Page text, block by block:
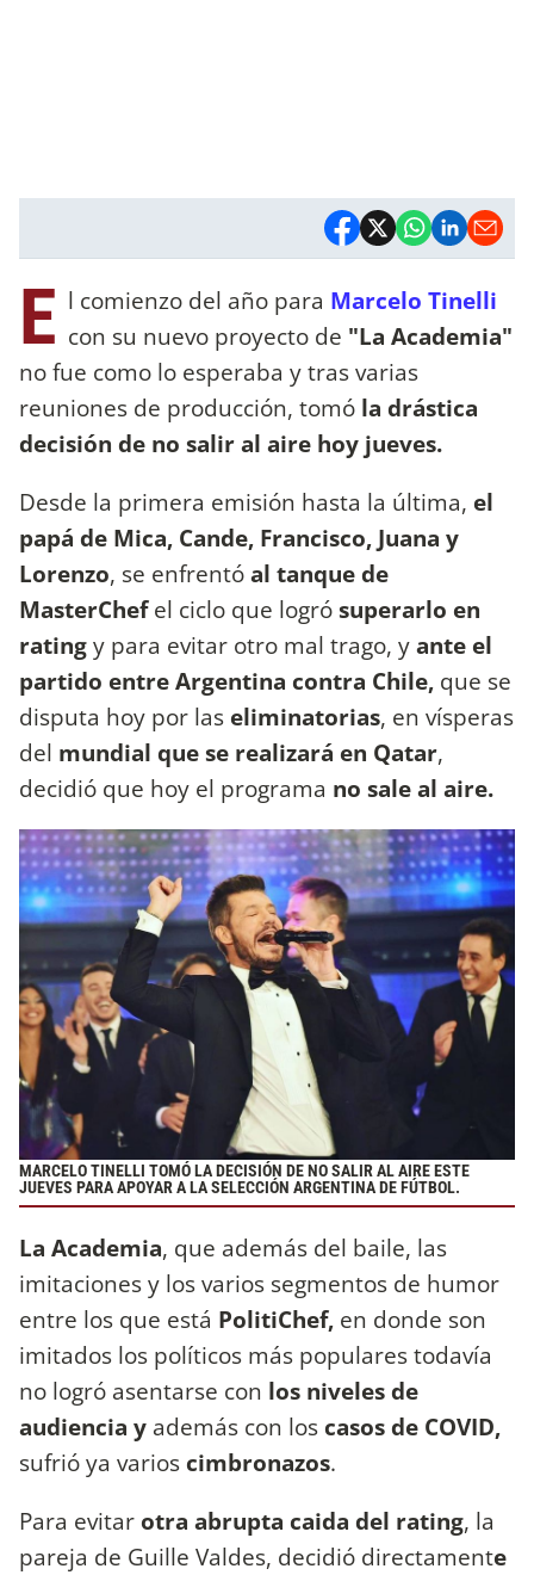
E l comienzo del año para Marcelo Tinelli
con su nuevo proyecto de "La Academia"
no fue como lo esperaba y tras varias
reuniones de producción, tomó la drástica
decisión de no salir al aire hoy jueves.
Desde la primera emisión hasta la última, el
papá de Mica, Cande, Francisco, Juana y
Lorenzo, se enfrentóal tanque de
MasterChefel ciclo que logrósuperarlo en
ratingy para evitar otro mal trago, yante el
partido entre Argentina contra Chile, que se
disputa hoy por las eliminatorias, en vísperas
del mundial que se realizará en Qatar,
decidió que hoy el programa no sale al aire.
MARCELO TINELLI TOMÓ LA DECISIÓN DE NO SALIR AL AIRE ESTE
JUEVES PARA APOYAR A LA SELECCIÓN ARGENTINA DE FÚTBOL.
La Academia, que además del baile, las
imitaciones y los varios segmentos de humor
entre los que está PolitiChef, en donde son
imitados los políticos más populares todavía
no logró asentarse con los niveles de
audiencia y además con los casos de COVID,
sufrió ya varios cimbronazos.
Para evitar otra abrupta caida del rating, la
pareja de Guille Valdes, decidió directamente